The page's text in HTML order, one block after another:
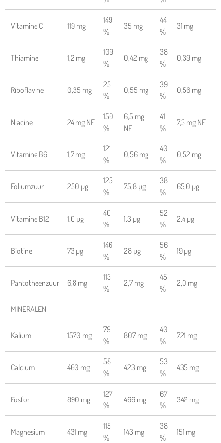
Vitamine C 119 mg
149
%
35 mg
44
%
31 mg
Thiamine 1,2 mg
109
%
0,42 mg
38
%
0,39 mg
Riboflavine 0,35 mg
25
%
0,55 mg
39
%
0,56 mg
Niacine 24 mg NE
150
%
6,5 mg
NE
41
%
7,3 mg NE
Vitamine B6 1,7 mg
121
%
0,56 mg
40
%
0,52 mg
Foliumzuur 250 µg
125
%
75,8 µg
38
%
65,0 µg
Vitamine B12 1,0 µg
40
%
1,3 µg
52
%
2,4 µg
Biotine 73 µg
146
%
28 µg
56
%
19 µg
Pantotheenzuur 6,8 mg
113
%
2,7 mg
45
%
2,0 mg
MINERALEN
Kalium 1570 mg
79
%
807 mg
40
%
721 mg
Calcium 460 mg
58
%
423 mg
53
%
435 mg
Fosfor 890 mg
127
%
466 mg
67
%
342 mg
Magnesium 431 mg
115
%
143 mg
38
%
151 mg